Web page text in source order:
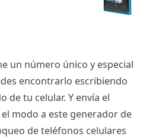
un número único y especial
encontrarlo escribiendo
de tu celular. Y envía el
modo a este generador de
de teléfonos celulares